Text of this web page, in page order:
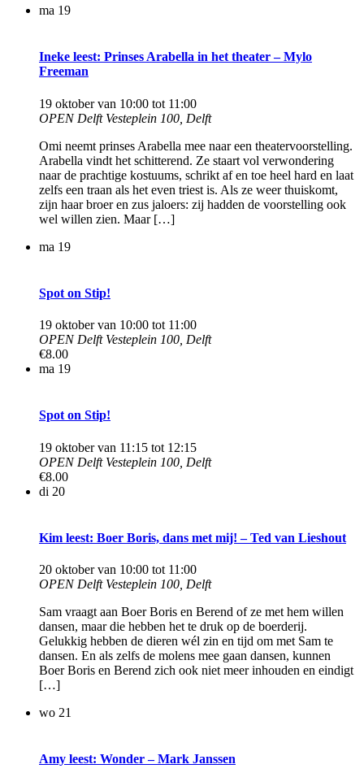
ma 19
Ineke leest: Prinses Arabella in het theater – Mylo
Freeman
19 oktober van 10:00 tot 11:00
OPEN Delft Vesteplein 100, Delft
Omi neemt prinses Arabella mee naar een theatervoorstelling.
Arabella vindt het schitterend. Ze staart vol verwondering
naar de prachtige kostuums, schrikt af en toe heel hard en laat
zelfs een traan als het even triest is. Als ze weer thuiskomt,
zijn haar broer en zus jaloers: zij hadden de voorstelling ook
wel willen zien. Maar […]
ma 19
Spot on Stip!
19 oktober van 10:00 tot 11:00
OPEN Delft Vesteplein 100, Delft
€8.00
ma 19
Spot on Stip!
19 oktober van 11:15 tot 12:15
OPEN Delft Vesteplein 100, Delft
€8.00
di 20
Kim leest: Boer Boris, dans met mij! – Ted van Lieshout
20 oktober van 10:00 tot 11:00
OPEN Delft Vesteplein 100, Delft
Sam vraagt aan Boer Boris en Berend of ze met hem willen
dansen, maar die hebben het te druk op de boerderij.
Gelukkig hebben de dieren wél zin en tijd om met Sam te
dansen. En als zelfs de molens mee gaan dansen, kunnen
Boer Boris en Berend zich ook niet meer inhouden en eindigt
[…]
wo 21
Amy leest: Wonder – Mark Janssen